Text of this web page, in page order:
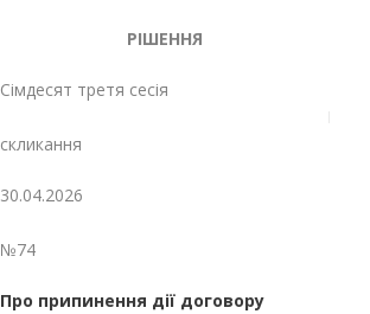
РІШЕННЯ
Сімдесят третя сесія
скликання
30.04.2026
№74
Про припинення дії договору